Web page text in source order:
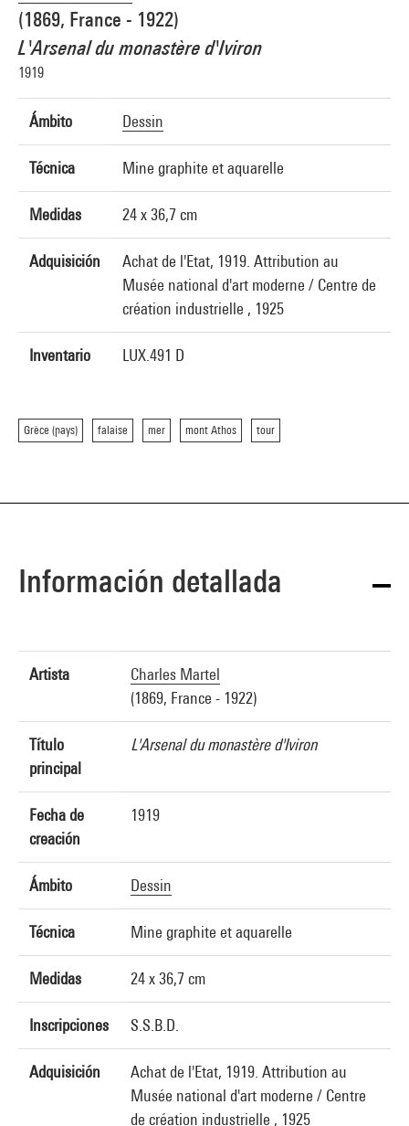
(1869, France - 1922)
L'Arsenal du monastère d'Iviron
1919
Ámbito Dessin
Técnica Mine graphite et aquarelle
Medidas 24 x 36,7 cm
Adquisición
Achat de l'Etat, 1919. Attribution au
Musée national d'art moderne / Centre de
création industrielle , 1925
Inventario LUX.491 D
Grèce (pays) falaise mer mont Athos tour
GrandPalaisRmn
Referencia de la imagen : 4N67841
Difusión de la imagen :GrandPalaisRmnPhoto
Información detallada
Artista
Charles Martel
(1869, France - 1922)
Título
principal
L'Arsenal du monastère d'Iviron
Fecha de
creación
1919
Ámbito Dessin
Técnica Mine graphite et aquarelle
Medidas 24 x 36,7 cm
Inscripciones S.S.B.D.
Adquisición
Achat de l'Etat, 1919. Attribution au
Musée national d'art moderne / Centre
de création industrielle , 1925